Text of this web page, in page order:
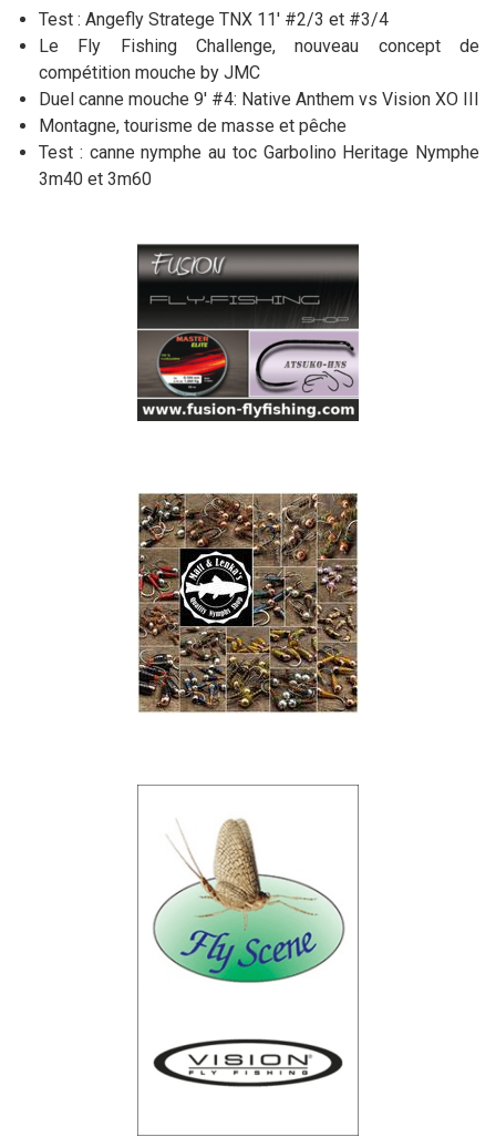
Test : Angefly Stratege TNX 11' #2/3 et #3/4
Le Fly Fishing Challenge, nouveau concept de
compétition mouche by JMC
Duel canne mouche 9' #4: Native Anthem vs Vision XO III
Montagne, tourisme de masse et pêche
Test : canne nymphe au toc Garbolino Heritage Nymphe
3m40 et 3m60